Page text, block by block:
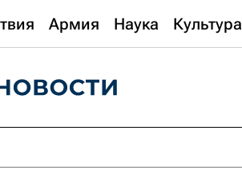
Армия Наука Культура